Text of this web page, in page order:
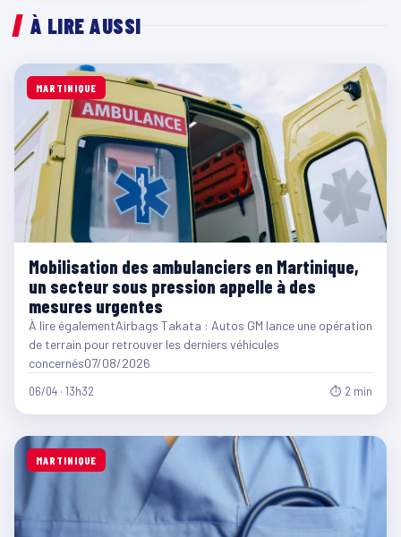
À LIRE AUSSI
MARTINIQUE
Mobilisation des ambulanciers en Martinique,
un secteur sous pression appelle à des
mesures urgentes
À lire égalementAirbags Takata : Autos GM lance une opération
de terrain pour retrouver les derniers véhicules
concernés07/08/2026
06/04 · 13h32 ⏱ 2 min
MARTINIQUE